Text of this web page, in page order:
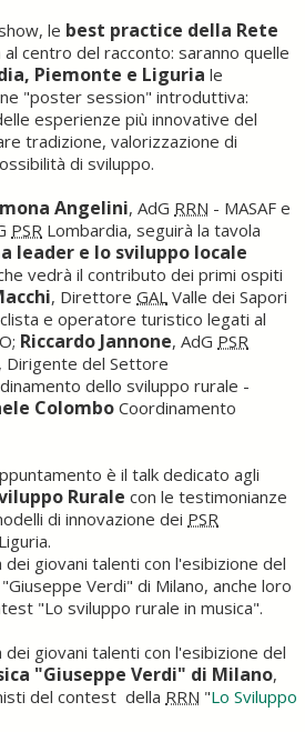
le best practice della Rete
centro del racconto: saranno quelle
Piemonte e Liguria le
"poster session" introduttiva:
esperienze più innovative del
tradizione, valorizzazione di
di sviluppo.
Angelini, AdG RRN - MASAF e
PSR Lombardia, seguirà la tavola
leader e lo sviluppo locale
vedrà il contributo dei primi ospiti
, Direttore GAL Valle dei Sapori
e operatore turistico legati al
Riccardo Jannone, AdG PSR
, Dirigente del Settore
dello sviluppo rurale -
Colombo Coordinamento
è il talk dedicato agli
Rurale con le testimonianze
di innovazione dei PSR
dei giovani talenti con l'esibizione del
Verdi" di Milano, anche loro
"Lo sviluppo rurale in musica".
dei giovani talenti con l'esibizione del
"Giuseppe Verdi" di Milano,
del contest della RRN "Lo Sviluppo